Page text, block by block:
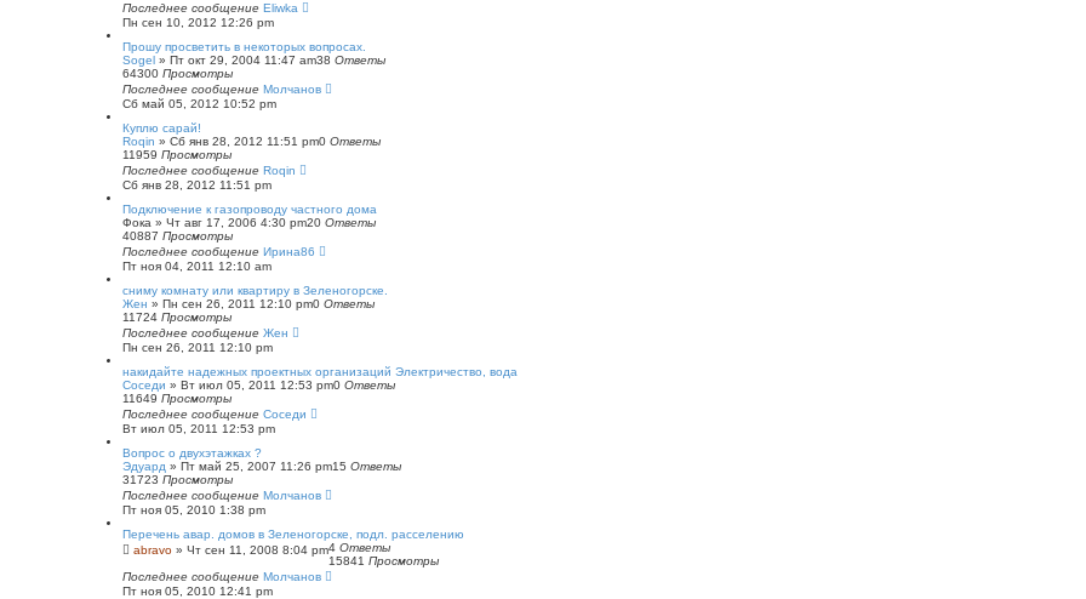
Последнее сообщение Eliwka
Пн сен 10, 2012 12:26 pm
Прошу просветить в некоторых вопросах.
Sogel » Пт окт 29, 2004 11:47 am38 Ответы
64300 Просмотры
Последнее сообщение Молчанов
Сб май 05, 2012 10:52 pm
Куплю сарай!
Roqin » Сб янв 28, 2012 11:51 pm0 Ответы
11959 Просмотры
Последнее сообщение Roqin
Сб янв 28, 2012 11:51 pm
Подключение к газопроводу частного дома
Фока » Чт авг 17, 2006 4:30 pm20 Ответы
40887 Просмотры
Последнее сообщение Ирина86
Пт ноя 04, 2011 12:10 am
сниму комнату или квартиру в Зеленогорске.
Жен » Пн сен 26, 2011 12:10 pm0 Ответы
11724 Просмотры
Последнее сообщение Жен
Пн сен 26, 2011 12:10 pm
накидайте надежных проектных организаций Электричество, вода
Соседи » Вт июл 05, 2011 12:53 pm0 Ответы
11649 Просмотры
Последнее сообщение Соседи
Вт июл 05, 2011 12:53 pm
Вопрос о двухэтажках ?
Эдуард » Пт май 25, 2007 11:26 pm15 Ответы
31723 Просмотры
Последнее сообщение Молчанов
Пт ноя 05, 2010 1:38 pm
Перечень авар. домов в Зеленогорске, подл. расселению
abravo » Чт сен 11, 2008 8:04 pm4 Ответы
15841 Просмотры
Последнее сообщение Молчанов
Пт ноя 05, 2010 12:41 pm